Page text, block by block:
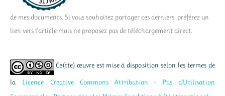
de mes documents. Si vous souhaitez partager ces derniers, préférez un
lien vers l'article mais ne proposez pas de téléchargement direct.
Ce(tte) œuvre est mise à disposition selon les termes de
la Licence Creative Commons Attribution - Pas d’Utilisation